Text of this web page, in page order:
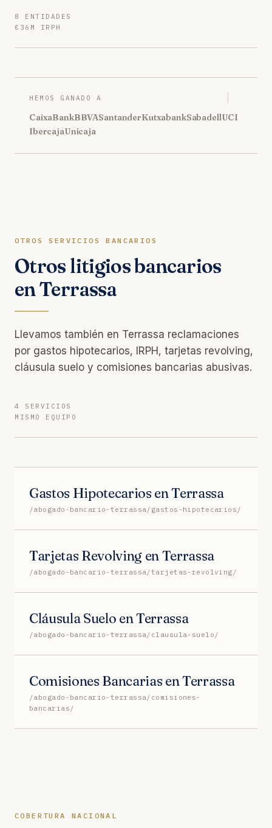
8 ENTIDADES
€36M IRPH
HEMOS GANADO A
CaixaBankBBVASantanderKutxabankSabadellUCI
IbercajaUnicaja
OTROS SERVICIOS BANCARIOS
Otros litigios bancarios
en Terrassa
Llevamos también en Terrassa reclamaciones
por gastos hipotecarios, IRPH, tarjetas revolving,
cláusula suelo y comisiones bancarias abusivas.
4 SERVICIOS
MISMO EQUIPO
Gastos Hipotecarios en Terrassa
/abogado-bancario-terrassa/gastos-hipotecarios/
Tarjetas Revolving en Terrassa
/abogado-bancario-terrassa/tarjetas-revolving/
Cláusula Suelo en Terrassa
/abogado-bancario-terrassa/clausula-suelo/
Comisiones Bancarias en Terrassa
/abogado-bancario-terrassa/comisiones-
bancarias/
COBERTURA NACIONAL